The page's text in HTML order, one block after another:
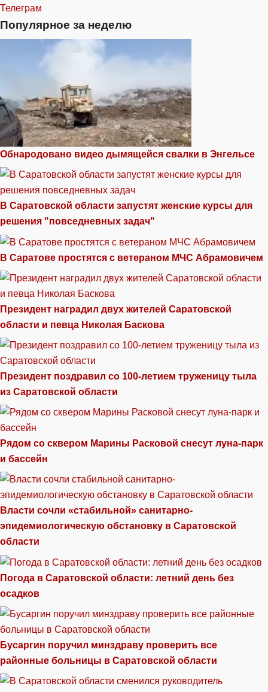
Телеграм
Популярное за неделю
Обнародовано видео дымящейся свалки в Энгельсе
В Саратовской области запустят женские курсы для
решения "повседневных задач"
В Саратове простятся с ветераном МЧС Абрамовичем
Президент наградил двух жителей Саратовской
области и певца Николая Баскова
Президент поздравил со 100-летием труженицу тыла
из Саратовской области
Рядом со сквером Марины Расковой снесут луна-парк
и бассейн
Власти сочли «стабильной» санитарно-
эпидемиологическую обстановку в Саратовской
области
Погода в Саратовской области: летний день без
осадков
Бусаргин поручил минздраву проверить все
районные больницы в Саратовской области